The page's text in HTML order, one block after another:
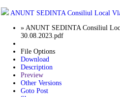
ANUNT SEDINTA Consiliul Local
» ANUNT SEDINTA Consiliul
30.08.2023.pdf
File Options
Download
Description
Preview
Other Versions
Goto Post